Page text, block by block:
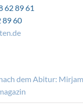
62 89 61
89 60
dem Abitur: